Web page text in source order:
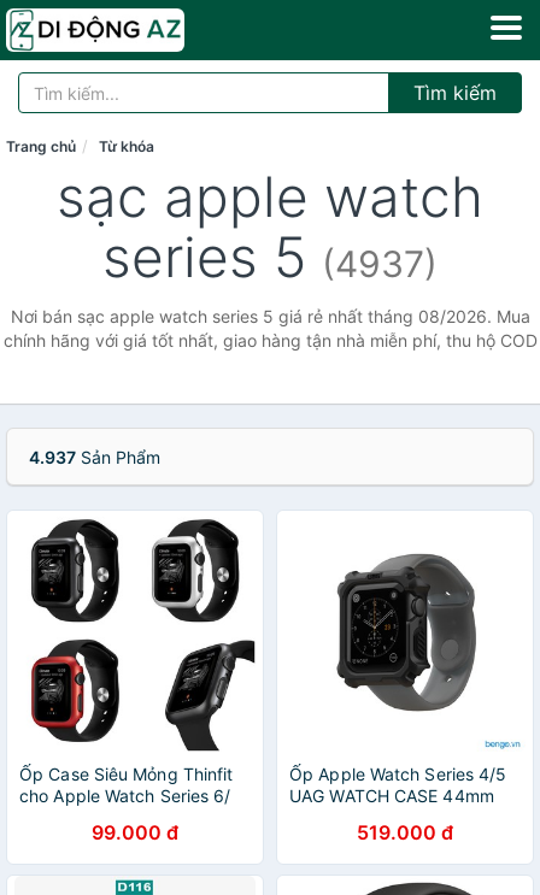
Tìm kiếm
Trang chủ Từ khóa
sạc apple watch
series 5 (4937)
Nơi bán sạc apple watch series 5 giá rẻ nhất tháng 08/2026. Mua
chính hãng với giá tốt nhất, giao hàng tận nhà miễn phí, thu hộ COD
4.937 Sản Phẩm
Ốp Case Siêu Mỏng Thinfit
cho Apple Watch Series 6/
Watch Series 5/4 Size
40/44mm
99.000 đ
Ốp Apple Watch Series 4/5
UAG WATCH CASE 44mm
519.000 đ